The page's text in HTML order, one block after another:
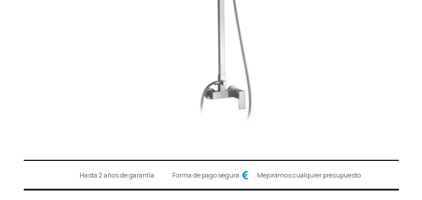
Hasta 2 años de garantía Forma de pago segura Mejoramos cualquier presupuesto